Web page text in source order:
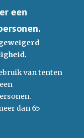
een
van tenten
dan 65